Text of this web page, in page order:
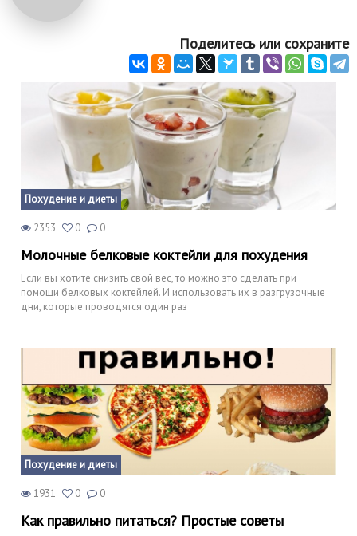
Поделитесь или сохраните
Похудение и диеты
2353 0 0
Молочные белковые коктейли для похудения
Если вы хотите снизить свой вес, то можно это сделать при
помощи белковых коктейлей. И использовать их в разгрузочные
дни, которые проводятся один раз
Похудение и диеты
1931 0 0
Как правильно питаться? Простые советы